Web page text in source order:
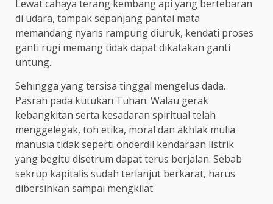
Lewat cahaya terang kembang api yang bertebaran
di udara, tampak sepanjang pantai mata
memandang nyaris rampung diuruk, kendati proses
ganti rugi memang tidak dapat dikatakan ganti
untung.
Sehingga yang tersisa tinggal mengelus dada.
Pasrah pada kutukan Tuhan. Walau gerak
kebangkitan serta kesadaran spiritual telah
menggelegak, toh etika, moral dan akhlak mulia
manusia tidak seperti onderdil kendaraan listrik
yang begitu disetrum dapat terus berjalan. Sebab
sekrup kapitalis sudah terlanjut berkarat, harus
dibersihkan sampai mengkilat.